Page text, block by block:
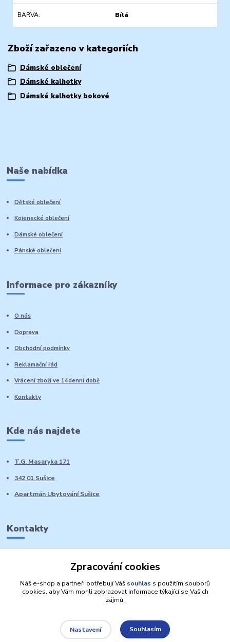
BARVA Bílá
Zboží zařazeno v kategoriích
Dámské oblečení
Dámské kalhotky
Dámské kalhotky bokové
Naše nabídka
Dětské oblečení
Kojenecké oblečení
Dámské oblečení
Pánské oblečení
Informace pro zákazníky
O nás
Doprava
Obchodní podmínky
Reklamační řád
Vrácení zboží ve 14denní době
Kontakty
Kde nás najdete
T.G. Masaryka 171
342 01 Sušice
Apartmán Ubytování Sušice
Kontakty
Zpracování cookies
Náš e-shop a partneři potřebují Váš souhlas s použitím souborů
cookies, aby Vám mohli zobrazovat informace týkající se Vašich
zájmů.
Nastavení Souhlasím